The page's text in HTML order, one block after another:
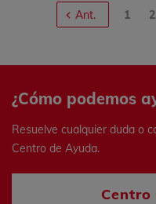
Ant. 1 2
¿Cómo podemos
Resuelve cualquier duda o
Centro de Ayuda.
Centro